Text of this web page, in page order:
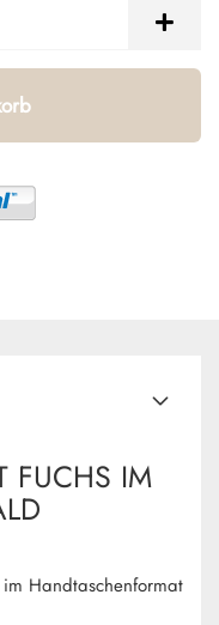
FUCHS IM
Handtaschenformat